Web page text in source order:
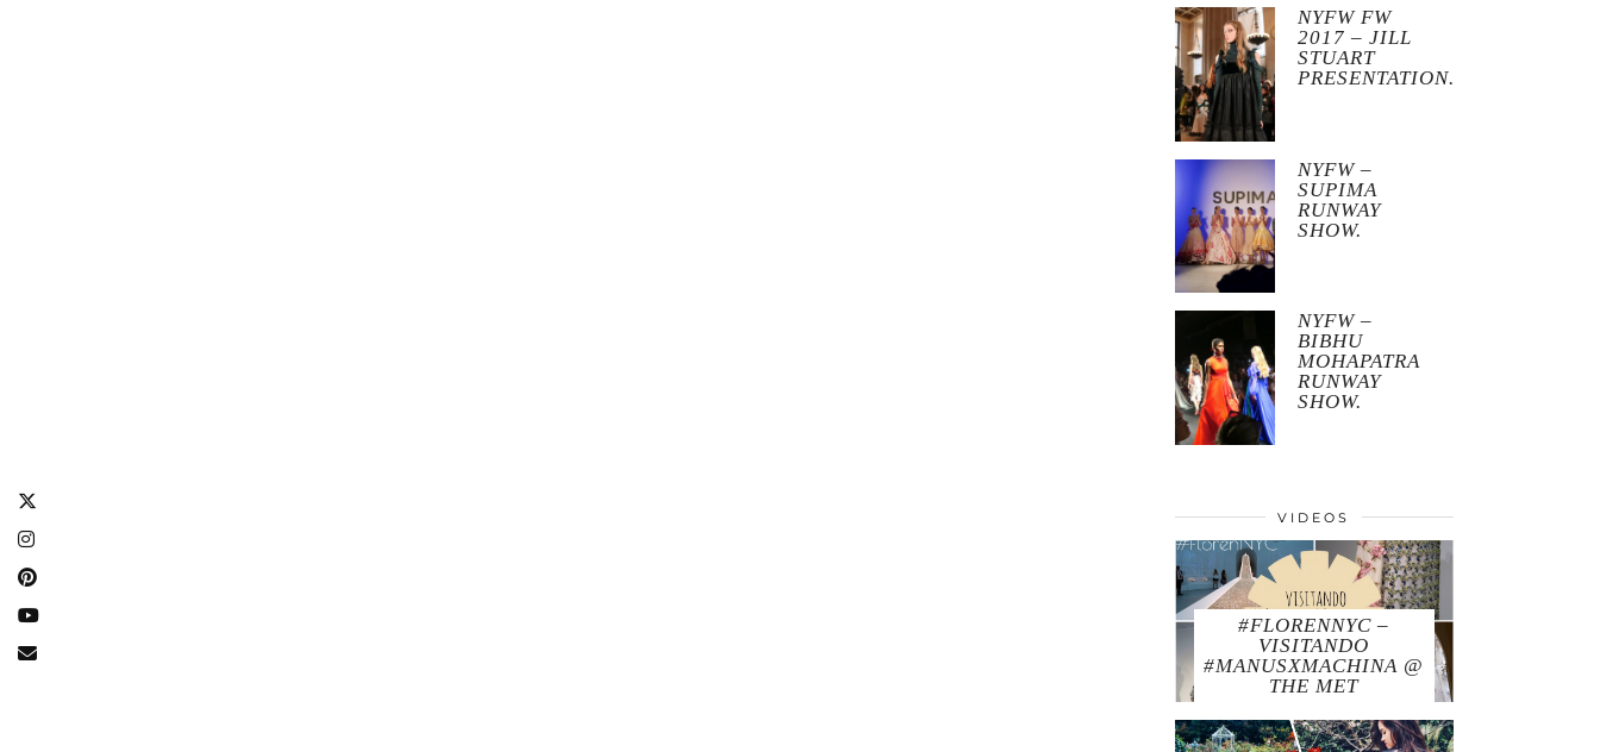
NYFW FW
2017 – JILL
STUART
PRESENTATION.
NYFW –
SUPIMA
RUNWAY
SHOW.
NYFW –
BIBHU
MOHAPATRA
RUNWAY
SHOW.
VIDEOS
#FLORENNYC –
VISITANDO
#MANUSXMACHINA @
THE MET